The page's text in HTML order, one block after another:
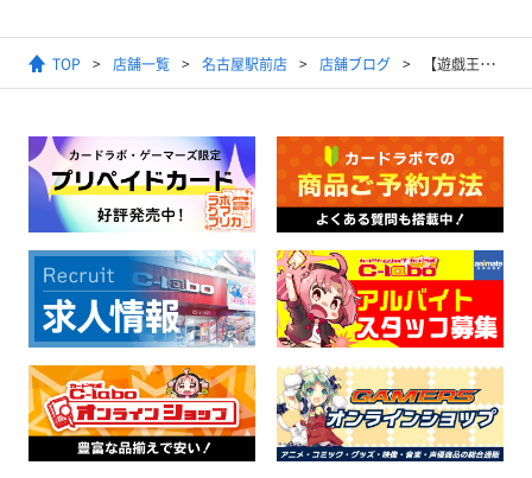
TOP 店舗一覧 名古屋駅前店 店舗ブログ 【遊戯王】対策しないと一瞬でライブラリーアウト！？『神碑』デッキってどうやって動かす？対策方法は？